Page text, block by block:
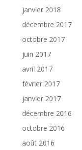
janvier 2018
décembre 2017
octobre 2017
juin 2017
avril 2017
février 2017
janvier 2017
décembre 2016
octobre 2016
août 2016